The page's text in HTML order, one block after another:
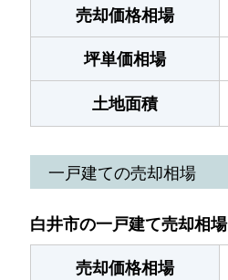
売却価格相場
坪単価相場
土地面積
一戸建ての売却相場
白井市の一戸建て売却相場
売却価格相場